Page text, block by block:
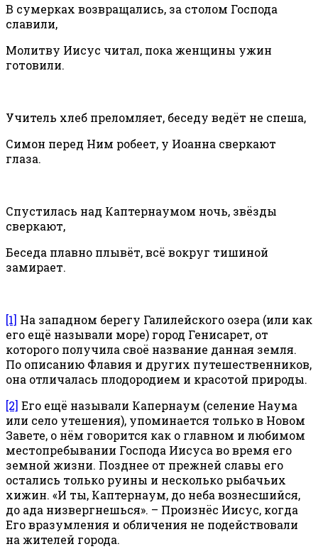
В сумерках возвращались, за столом Господа
славили,
Молитву Иисус читал, пока женщины ужин
готовили.
Учитель хлеб преломляет, беседу ведёт не спеша,
Симон перед Ним робеет, у Иоанна сверкают
глаза.
Спустилась над Каптернаумом ночь, звёзды
сверкают,
Беседа плавно плывёт, всё вокруг тишиной
замирает.
[1] На западном берегу Галилейского озера (или как
его ещё называли море) город Генисарет, от
которого получила своё название данная земля.
По описанию Флавия и других путешественников,
она отличалась плодородием и красотой природы.
[2] Его ещё называли Капернаум (селение Наума
или село утешения), упоминается только в Новом
Завете, о нём говорится как о главном и любимом
местопребывании Господа Иисуса во время его
земной жизни. Позднее от прежней славы его
остались только руины и несколько рыбачьих
хижин. «И ты, Каптернаум, до неба вознесшийся,
до ада низвергнешься». – Произнёс Иисус, когда
Его вразумления и обличения не подействовали
на жителей города.